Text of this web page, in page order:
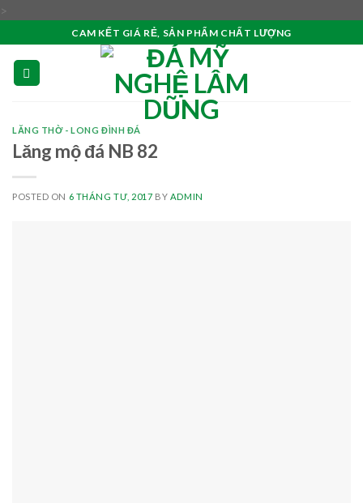
>
content
CAM KẾT GIÁ RẺ, SẢN PHẨM CHẤT LƯỢNG
LĂNG THỜ - LONG ĐÌNH ĐÁ
Lăng mộ đá NB 82
POSTED ON 6 THÁNG TƯ, 2017 BY ADMIN